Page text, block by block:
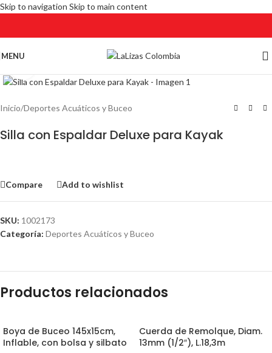
Skip to navigation Skip to main content
MENU
Inicio/Deportes Acuáticos y Buceo
Silla con Espaldar Deluxe para Kayak
Compare Add to wishlist
SKU: 1002173
Categoría: Deportes Acuáticos y Buceo
Productos relacionados
Boya de Buceo 145x15cm,
Inflable, con bolsa y silbato
Cuerda de Remolque, Diam.
13mm (1/2″), L.18,3m